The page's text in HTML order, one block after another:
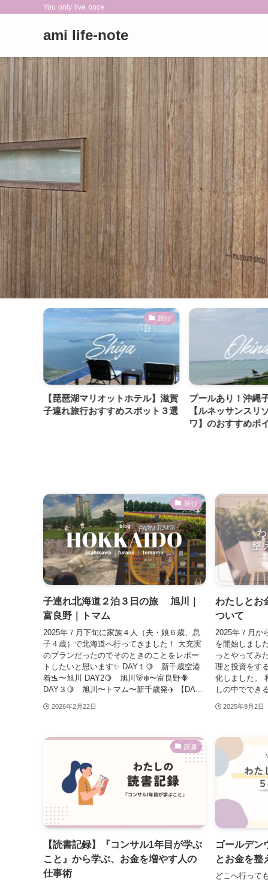
You only live once
ami life-note
旅行
【琵琶湖マリオットホテル】滋賀
子連れ旅行おすすめスポット３選
プールあり！沖縄
【ルネッサンスリ
ワ】のおすすめポ
旅行
子連れ北海道２泊３日の旅 旭川｜
富良野｜トマム
2025年７月下旬に家族４人（夫・娘６歳、息
子４歳）で北海道へ行ってきました！ 大充実
のプランだったのでそのときのことをレポー
トしたいと思います✨ DAY１🍋 新千歳空港
着🛬〜旭川 DAY2🍋 旭川🐻‍❄️〜富良野🪻
DAY３🍋 旭川〜トマム〜新千歳発✈️ 【DA...
2026年2月22日
わたしとお
ついて
2025年７月か
を開始しまし
っとやってみ
理と投資をす
化しました。
しの中ででき
2025年9月2日
読書
【読書記録】『コンサル1年目が学ぶ
こと』から学ぶ、お金を増やす人の
仕事術
ゴールデン
とお金を整
どこへ行って